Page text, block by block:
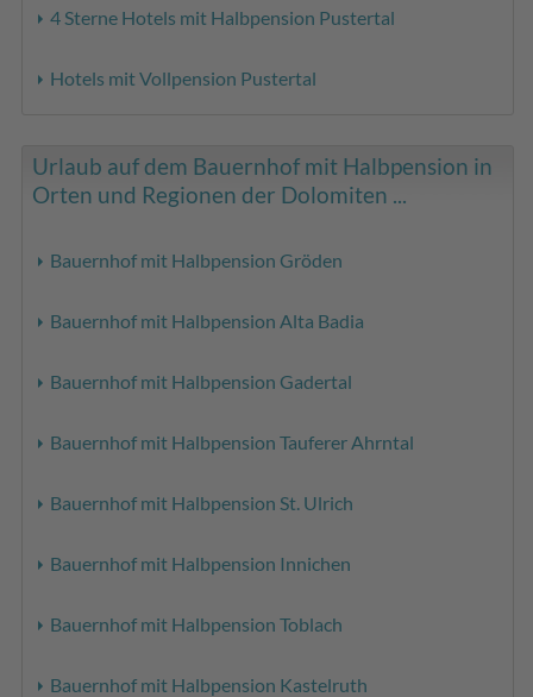
4 Sterne Hotels mit Halbpension Pustertal
Hotels mit Vollpension Pustertal
Urlaub auf dem Bauernhof mit Halbpension in
Orten und Regionen der Dolomiten ...
Bauernhof mit Halbpension Gröden
Bauernhof mit Halbpension Alta Badia
Bauernhof mit Halbpension Gadertal
Bauernhof mit Halbpension Tauferer Ahrntal
Bauernhof mit Halbpension St. Ulrich
Bauernhof mit Halbpension Innichen
Bauernhof mit Halbpension Toblach
Bauernhof mit Halbpension Kastelruth